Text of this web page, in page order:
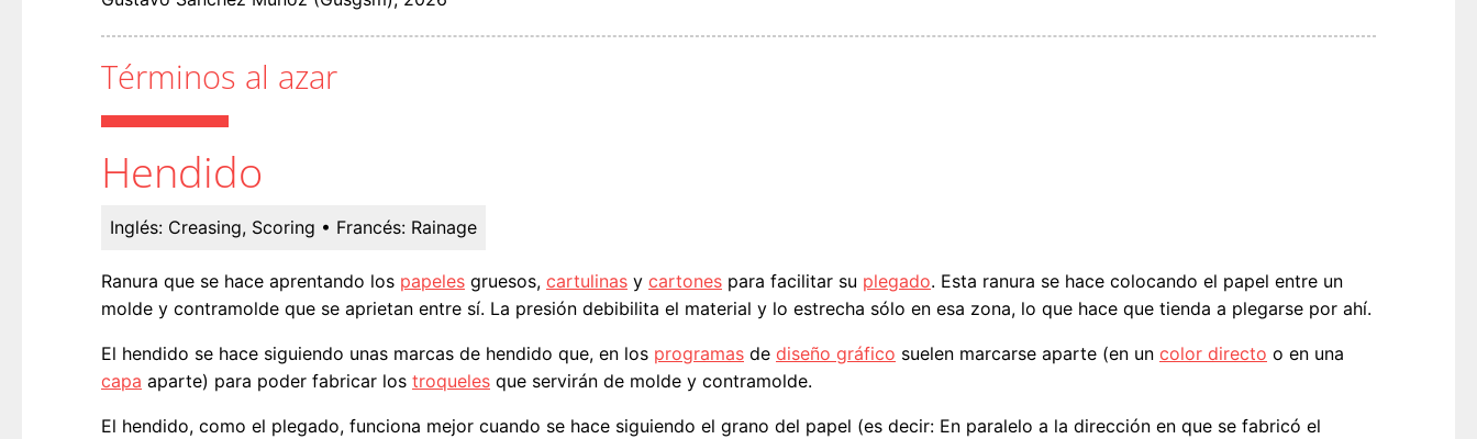
Términos al azar
Hendido
Inglés: Creasing, Scoring • Francés: Rainage
Ranura que se hace aprentando los papeles gruesos, cartulinas y cartones para facilitar su plegado. Esta ranura se hace colocando el papel entre un
molde y contramolde que se aprietan entre sí. La presión debibilita el material y lo estrecha sólo en esa zona, lo que hace que tienda a plegarse por ahí.
El hendido se hace siguiendo unas marcas de hendido que, en los programas de diseño gráfico suelen marcarse aparte (en un color directo o en una
capa aparte) para poder fabricar los troqueles que servirán de molde y contramolde.
El hendido, como el plegado, funciona mejor cuando se hace siguiendo el grano del papel (es decir: En paralelo a la dirección en que se fabricó el